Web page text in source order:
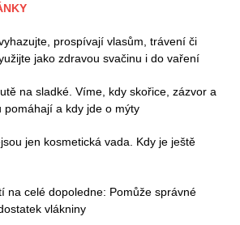
prospívají vlasům, trávení či
jako zdravou svačinu i do vaření
na sladké. Víme, kdy skořice, zázvor a
pomáhají a kdy jde o mýty
jen kosmetická vada. Kdy je ještě
na celé dopoledne: Pomůže správné
vlákniny